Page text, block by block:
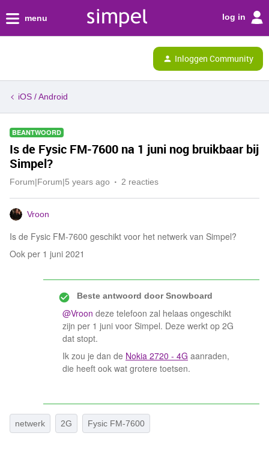
menu log in
Inloggen Community
iOS / Android
BEANTWOORD
Is de Fysic FM-7600 na 1 juni nog bruikbaar bij
Simpel?
Forum|Forum|5 years ago 2 reacties
Vroon
Is de Fysic FM-7600 geschikt voor het netwerk van Simpel?
Ook per 1 juni 2021
Beste antwoord doorSnowboard
@Vroon deze telefoon zal helaas ongeschikt
zijn per 1 juni voor Simpel. Deze werkt op 2G
dat stopt.
Ik zou je dan de Nokia 2720 - 4G aanraden,
die heeft ook wat grotere toetsen.
netwerk 2G Fysic FM-7600